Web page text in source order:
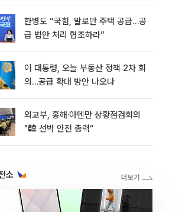
한병도 “국힘, 말로만 주택 공급…공
급 법안 처리 협조하라”
이 대통령, 오늘 부동산 정책 2차 회
의…공급 확대 방안 나오나
외교부, 홍해·아덴만 상황점검회의
"韓 선박 안전 총력“
소